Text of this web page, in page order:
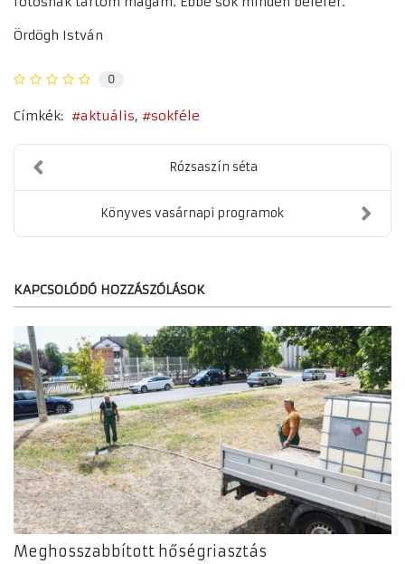
Ördögh István
0
Címkék: aktuális sokféle
Rózsaszín séta
Könyves vasárnapi programok
KAPCSOLÓDÓ HOZZÁSZÓLÁSOK
Meghosszabbított hőségriasztás